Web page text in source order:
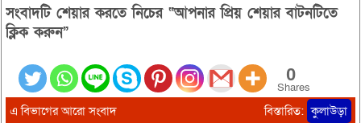
সংবাদটি শেয়ার করতে নিচের “আপনার প্রিয় শেয়ার বাটনটিতে
ক্লিক করুন”
0
Shares
এ বিভাগের আরো সংবাদ বিস্তারিত: কুলাউড়া